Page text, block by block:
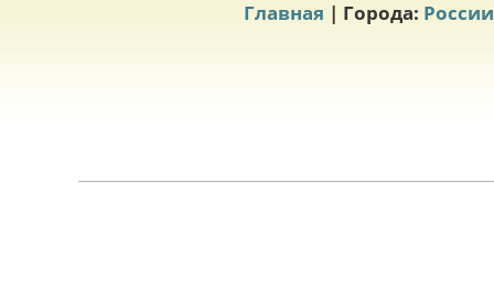
Главная | Города: России